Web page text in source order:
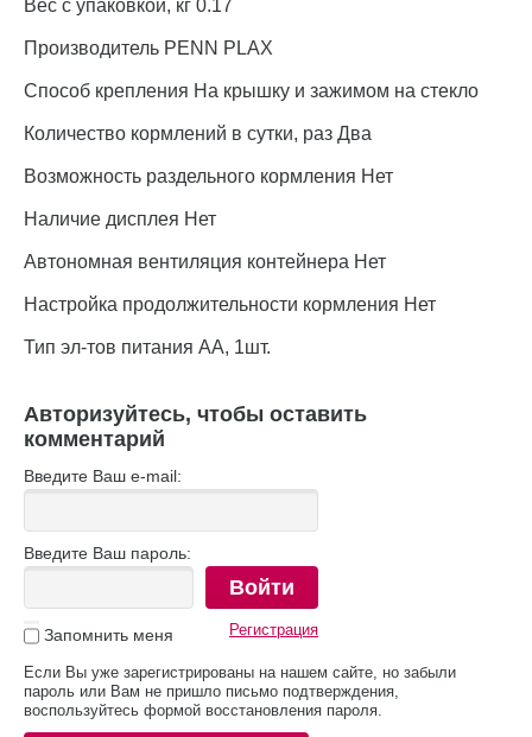
Вес с упаковкой, кг 0.17
Производитель PENN PLAX
Способ крепления На крышку и зажимом на стекло
Количество кормлений в сутки, раз Два
Возможность раздельного кормления Нет
Наличие дисплея Нет
Автономная вентиляция контейнера Нет
Настройка продолжительности кормления Нет
Тип эл-тов питания АА, 1шт.
Авторизуйтесь, чтобы оставить
комментарий
Введите Ваш e-mail:
Введите Ваш пароль:
Войти
Запомнить меня Регистрация
Если Вы уже зарегистрированы на нашем сайте, но забыли
пароль или Вам не пришло письмо подтверждения,
воспользуйтесь формой восстановления пароля.